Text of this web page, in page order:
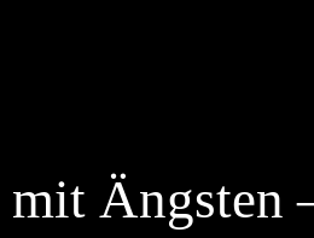
Ängsten